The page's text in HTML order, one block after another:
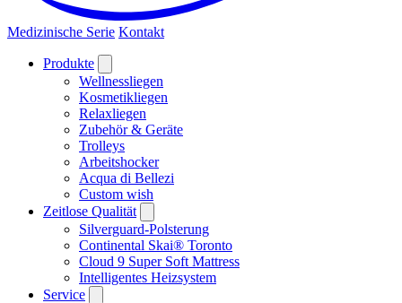
Medizinische Serie Kontakt
Produkte
Wellnessliegen
Kosmetikliegen
Relaxliegen
Zubehör & Geräte
Trolleys
Arbeitshocker
Acqua di Bellezi
Custom wish
Zeitlose Qualität
Silverguard-Polsterung
Continental Skai® Toronto
Cloud 9 Super Soft Mattress
Intelligentes Heizsystem
Service